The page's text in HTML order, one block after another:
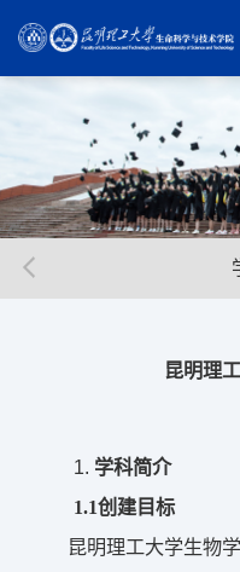
昆明理
1. 学科简介
1.1创建目标
昆明理工大学生物